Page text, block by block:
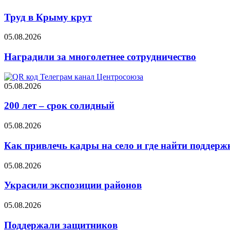
Труд в Крыму крут
05.08.2026
Наградили за многолетнее сотрудничество
05.08.2026
200 лет – срок солидный
05.08.2026
Как привлечь кадры на село и где найти
05.08.2026
Украсили экспозиции районов
05.08.2026
Поддержали защитников